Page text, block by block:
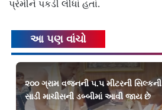
પ્રેમીને પકડી લીધાં હતાં.
આ પણ વાંચો
૨૦૦ ગ્રામ વજનની ૫.૫ મીટરની સિલ્કની
સાડી માચીસની ડબ્બીમાં આવી જાય છે